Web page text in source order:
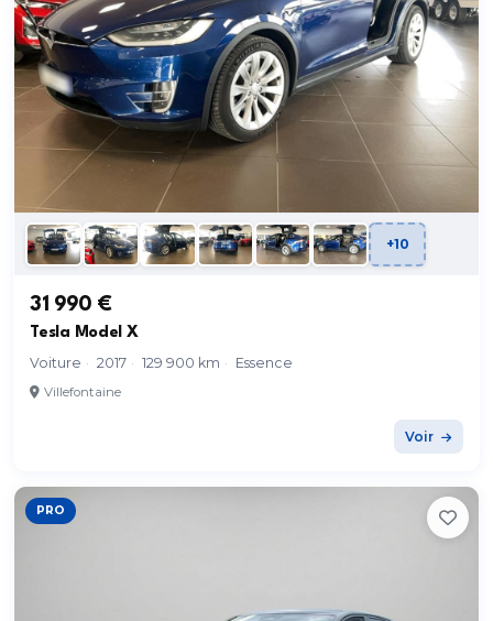
+10
31 990 €
Tesla Model X
Voiture · 2017 · 129 900 km · Essence
Villefontaine
Voir
PRO